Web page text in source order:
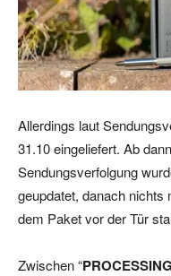
Allerdings laut
31.10 eingeliefert. Ab
Sendungsverfolgung
geupdatet, danach nichts
dem Paket vor der Tür
Zwischen “